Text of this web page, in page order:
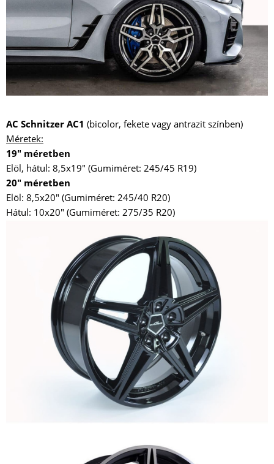
AC Schnitzer AC1 (bicolor, fekete vagy antrazit színben)
Méretek:
19" méretben
Elöl, hátul: 8,5x19" (Gumiméret: 245/45 R19)
20" méretben
Elöl: 8,5x20" (Gumiméret: 245/40 R20)
Hátul: 10x20" (Gumiméret: 275/35 R20)